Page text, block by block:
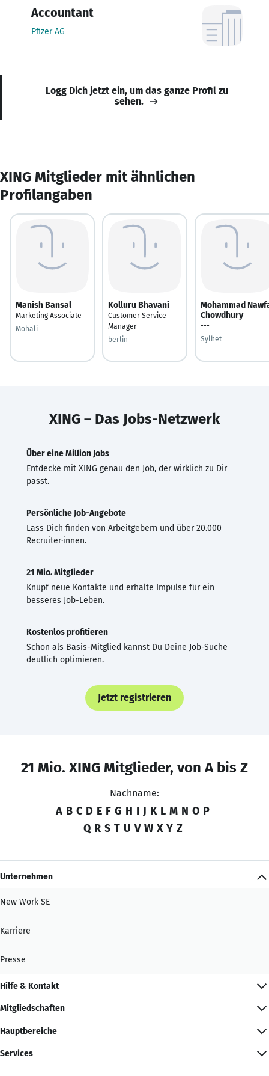
Accountant
Pfizer AG
Logg Dich jetzt ein, um das ganze Profil zu
sehen.
XING Mitglieder mit ähnlichen
Profilangaben
Manish Bansal
Marketing Associate
Mohali
Kolluru Bhavani
Customer Service
Manager
berlin
Mohammad
Chowdhury
---
Sylhet
XING – Das Jobs-Netzwerk
Über eine Million Jobs
Entdecke mit XING genau den Job, der wirklich zu Dir
passt.
Persönliche Job-Angebote
Lass Dich finden von Arbeitgebern und über 20.000
Recruiter·innen.
21 Mio. Mitglieder
Knüpf neue Kontakte und erhalte Impulse für ein
besseres Job-Leben.
Kostenlos profitieren
Schon als Basis-Mitglied kannst Du Deine Job-Suche
deutlich optimieren.
Jetzt registrieren
21 Mio. XING Mitglieder, von A bis Z
Nachname:
A B C D E F G H I J K L M N O P
Q R S T U V W X Y Z
Unternehmen
New Work SE
Karriere
Presse
Hilfe & Kontakt
Mitgliedschaften
Hauptbereiche
Services